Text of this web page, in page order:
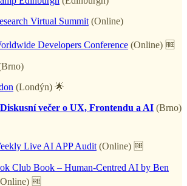
Virtual Summit (Online)
Developers Conference (Online) 🆓
(Londýn) 🌟
večer o UX, Frontendu a AI (Brno)
Live AI APP Audit (Online) 🆓
Club Book – Human-Centred AI by Ben
🆓